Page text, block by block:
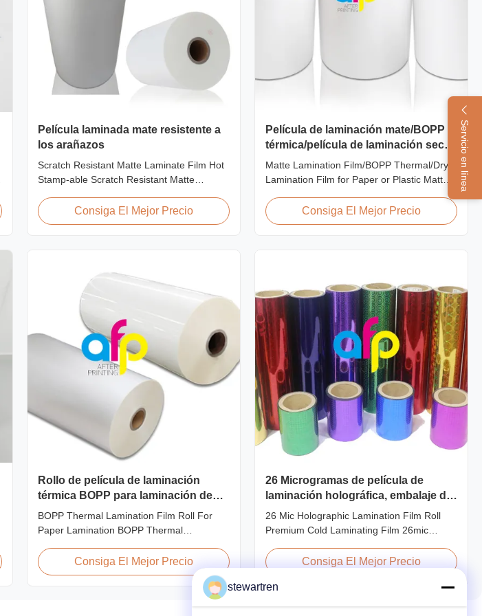
Servicio en línea
Película laminada mate resistente a
los arañazos
Scratch Resistant Matte Laminate Film Hot
Stamp-able Scratch Resistant Matte
Cardboard Scratch resistant matte laminate
film is one of the plastic laminate films we
Consiga El Mejor Precio
Película de laminación mate/BOPP
térmica/película de laminación seca
para papel o plástico
Matte Lamination Film/BOPP Thermal/Dry
Lamination Film for Paper or Plastic Matte
Lamination Film for Paper or Plastic Elegant
Matt Lamination Hot Film Double Corona
Consiga El Mejor Precio
Rollo de película de laminación
térmica BOPP para laminación de
papel
BOPP Thermal Lamination Film Roll For
Paper Lamination BOPP Thermal
of printing, especially offset printing. It is
composited of BOPP + EVA. BOPP,
polypropylene, is the base film that we use
Consiga El Mejor Precio
26 Microgramas de película de
laminación holográfica, embalaje de
película de laminación en frío de
primera calidad
26 Mic Holographic Lamination Film Roll
Premium Cold Laminating Film 26mic
Film Holographic Thermal Laminating Film
12 micron 15 micron EVA 6 micron EVA 8
Consiga El Mejor Precio
stewartren